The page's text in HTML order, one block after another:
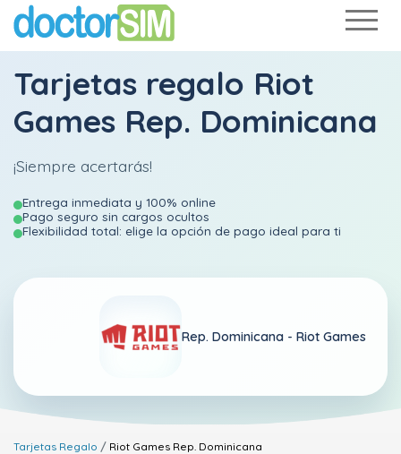
Tarjetas regalo Riot
Games Rep. Dominicana
¡Siempre acertarás!
Entrega inmediata y 100% online
Pago seguro sin cargos ocultos
Flexibilidad total: elige la opción de pago ideal para ti
Rep. Dominicana - Riot Games
Tarjetas Regalo Riot Games Rep. Dominicana